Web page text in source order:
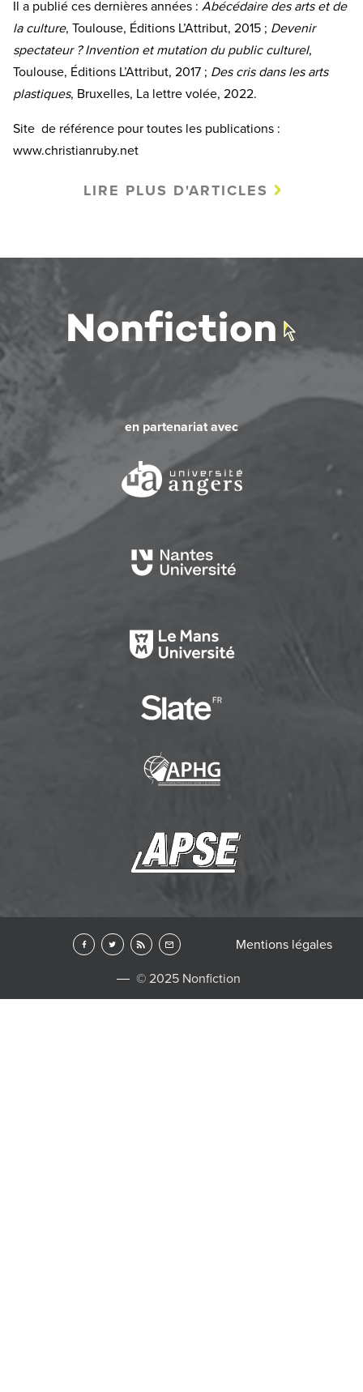
Il a publié ces dernières années : Abécédaire des arts et de
la culture, Toulouse, Éditions L’Attribut, 2015 ; Devenir
spectateur ? Invention et mutation du public culturel,
Toulouse, Éditions L’Attribut, 2017 ; Des cris dans les arts
plastiques, Bruxelles, La lettre volée, 2022.
Site de référence pour toutes les publications :
www.christianruby.net
LIRE PLUS D'ARTICLES
en partenariat avec
© 2025 Nonfiction
Mentions légales